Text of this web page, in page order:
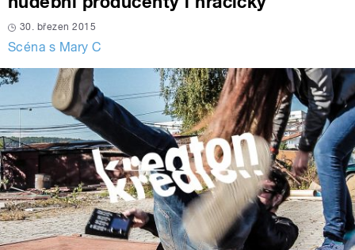
30. březen 2015
Scéna s Mary C